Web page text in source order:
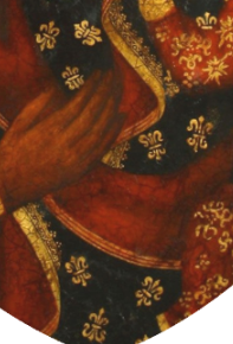
w czasach
Boga na
pobożnego
pozbawiony
W tak trudnym
Tobiasza do
w Medii, aby
lat; dziesięć
Tobiaszowi
w Medii swoje
go przed